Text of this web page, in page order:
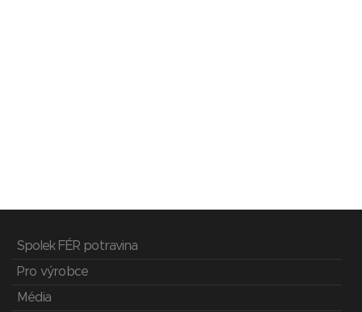
Spolek FÉR potravina
Pro výrobce
Média